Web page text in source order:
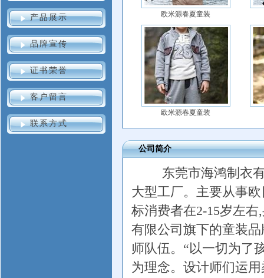
产品展示
品牌宣传
证书荣誉
客户留言
联系方式
欧米源春夏童装
欧米源春夏童装
公司简介
东莞市海鸿制衣
大型工厂。主要从事
标消费者在2-15岁左右
有限公司旗下的童装
师队伍。“以一切为了
为理念。设计师们运